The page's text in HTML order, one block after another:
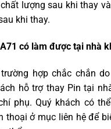
lượng sau khi thay
khi thay.
có làm được tại nhà
hợp chắc chắn
hỗ trợ thay Pin tại
phụ. Quý khách có
thoại ở mục liên hệ để